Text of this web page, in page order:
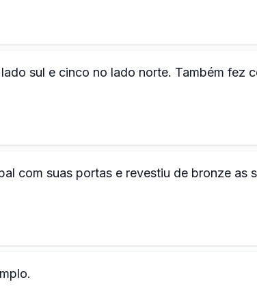
sul e cinco no lado norte. Também fez
com suas portas e revestiu de bronze as